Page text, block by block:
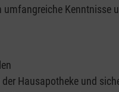
Kenntnisse
Hausapotheke und